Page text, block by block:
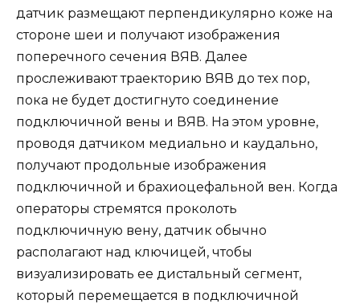
датчик размещают перпендикулярно коже на
стороне шеи и получают изображения
поперечного сечения ВЯВ. Далее
прослеживают траекторию ВЯВ до тех пор,
пока не будет достигнуто соединение
подключичной вены и ВЯВ. На этом уровне,
проводя датчиком медиально и каудально,
получают продольные изображения
подключичной и брахиоцефальной вен. Когда
операторы стремятся проколоть
подключичную вену, датчик обычно
располагают над ключицей, чтобы
визуализировать ее дистальный сегмент,
который перемещается в подключичной